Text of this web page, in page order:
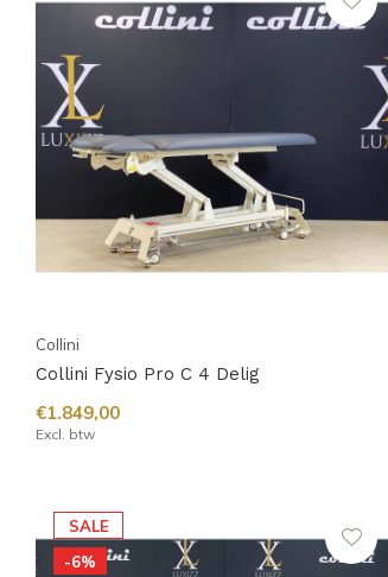
Collini
Collini Fysio Pro C 4 Delig
€1.849,00
Excl. btw
SALE
-6%